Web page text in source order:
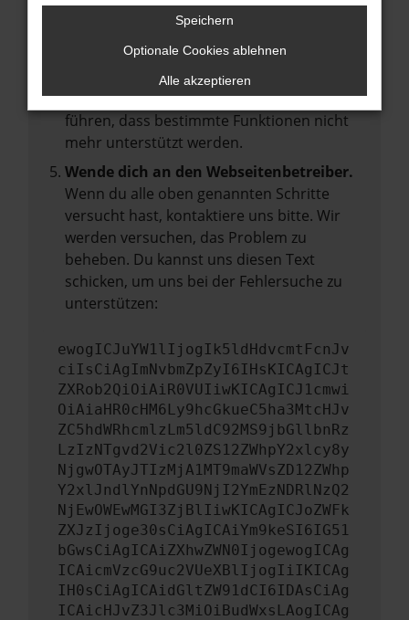
Stelle sicher, dass dein Browser und dein
Betriebssystem auf dem neuesten Stand
Veraltete Software birgt nicht nur ein
Sicherheitsrisiko, sondern kann auch dazu
führen, dass bestimmte Funktionen nicht
mehr unterstützt werden.
Wende dich an den Webseitenbetreiber.
Wenn du alle oben genannten Schritte
versucht hast, kontaktiere uns bitte. Wir
werden versuchen, das Problem zu
beheben. Du kannst uns diesen Text
schicken, um uns bei der Fehlersuche zu
unterstützen:
ewogICJuYW1lIjogIk5ldHdvcmtFcnJv
ciIsCiAgImNvbmZpZyI6IHsKICAgICJt
ZXRob2QiOiAiR0VUIiwKICAgICJ1cmwi
OiAiaHR0cHM6Ly9hcGkueC5ha3MtcHJv
ZC5hdWRhcmlzLm5ldC92MS9jbGllbnRz
LzIzNTgvd2Vic2l0ZS12ZWhpY2xlcy8y
NjgwOTAyJTIzMjA1MT9maWVsZD12ZWhp
Y2xlJndlYnNpdGU9NjI2YmEzNDRlNzQ2
NjEwOWEwMGI3ZjBlIiwKICAgICJoZWFk
ZXJzIjoge30sCiAgICAiYm9keSI6IG51
bGwsCiAgICAiZXhwZWN0IjogewogICAg
ICAicmVzcG9uc2VUeXBlIjogIiIKICAg
IH0sCiAgICAidGltZW91dCI6IDAsCiAg
ICAicHJvZ3Jlc3MiOiBudWxsLAogICAg
Speichern
Optionale Cookies ablehnen
Alle akzeptieren